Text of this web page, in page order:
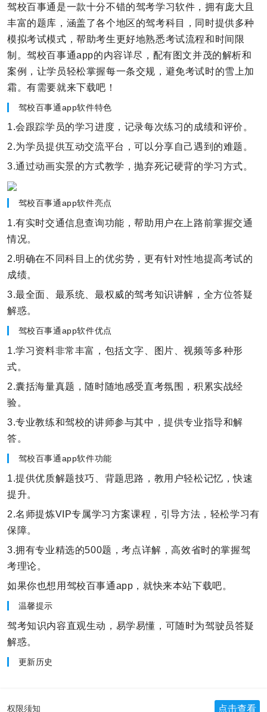
驾校百事通是一款十分不错的驾考学习软件，拥有庞大且
丰富的题库，涵盖了各个地区的驾考科目，同时提供多种
模拟考试模式，帮助考生更好地熟悉考试流程和时间限
制。驾校百事通app的内容详尽，配有图文并茂的解析和
案例，让学员轻松掌握每一条交规，避免考试时的雪上加
霜。有需要就来下载吧！
驾校百事通app软件特色
1.会跟踪学员的学习进度，记录每次练习的成绩和评价。
2.为学员提供互动交流平台，可以分享自己遇到的难题。
3.通过动画实景的方式教学，抛弃死记硬背的学习方式。
驾校百事通app软件亮点
1.有实时交通信息查询功能，帮助用户在上路前掌握交通
情况。
2.明确在不同科目上的优劣势，更有针对性地提高考试的
成绩。
3.最全面、最系统、最权威的驾考知识讲解，全方位答疑
解惑。
驾校百事通app软件优点
1.学习资料非常丰富，包括文字、图片、视频等多种形
式。
2.囊括海量真题，随时随地感受直考氛围，积累实战经
验。
3.专业教练和驾校的讲师参与其中，提供专业指导和解
答。
驾校百事通app软件功能
1.提供优质解题技巧、背题思路，教用户轻松记忆，快速
提升。
2.名师提炼VIP专属学习方案课程，引导方法，轻松学习有
保障。
3.拥有专业精选的500题，考点详解，高效省时的掌握驾
考理论。
如果你也想用驾校百事通app，就快来本站下载吧。
温馨提示
驾考知识内容直观生动，易学易懂，可随时为驾驶员答疑
解惑。
更新历史
权限须知 点击查看